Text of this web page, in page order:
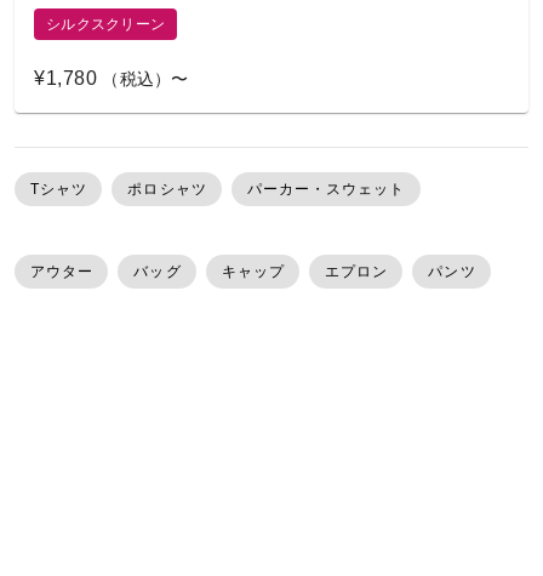
シルクスクリーン
¥1,780 （税込）〜
Tシャツ ポロシャツ パーカー・スウェット
アウター バッグ キャップ エプロン パンツ